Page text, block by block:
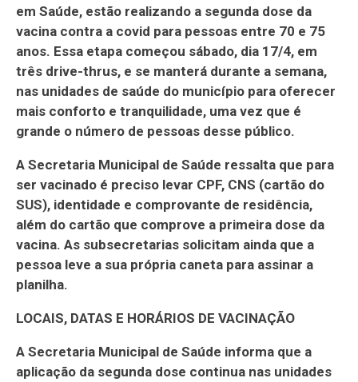
em Saúde, estão realizando a segunda dose da
vacina contra a covid para pessoas entre 70 e 75
anos. Essa etapa começou sábado, dia 17/4, em
três drive-thrus, e se manterá durante a semana,
nas unidades de saúde do município para oferecer
mais conforto e tranquilidade, uma vez que é
grande o número de pessoas desse público.
A Secretaria Municipal de Saúde ressalta que para
ser vacinado é preciso levar CPF, CNS (cartão do
SUS), identidade e comprovante de residência,
além do cartão que comprove a primeira dose da
vacina. As subsecretarias solicitam ainda que a
pessoa leve a sua própria caneta para assinar a
planilha.
LOCAIS, DATAS E HORÁRIOS DE VACINAÇÃO
A Secretaria Municipal de Saúde informa que a
aplicação da segunda dose continua nas unidades